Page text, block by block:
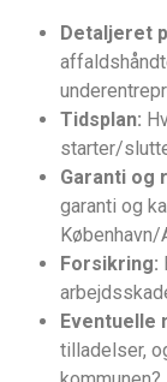
Detaljeret
Tidsplan:
starter/
Garanti og
garanti og
Forsikring:
Eventuelle
tilladelser,